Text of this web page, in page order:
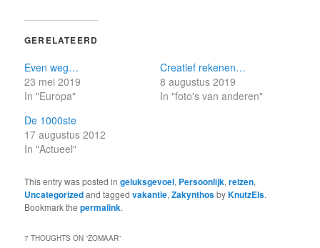
GERELATEERD
Even weg…
23 mei 2019
In "Europa"
Creatief rekenen…
8 augustus 2019
In "foto's van anderen"
De 1000ste
17 augustus 2012
In "Actueel"
This entry was posted ingeluksgevoel, Persoonlijk,reizen,
Uncategorizedand taggedvakantie,ZakynthosbyKnutzEls.
Bookmark thepermalink.
7 THOUGHTS ON “ZOMAAR”